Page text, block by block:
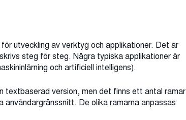
utveckling av verktyg och applikationer. Det är
steg för steg. Några typiska applikationer är
och artificiell intelligens).
textbaserad version, men det finns ett antal ramar
De olika ramarna anpassas